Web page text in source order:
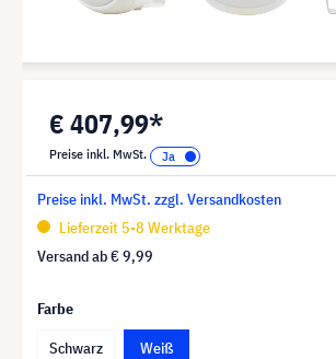
€ 407,99*
Preise inkl. MwSt.
Preise inkl. MwSt. zzgl. Versandkosten
Lieferzeit 5-8 Werktage
Versand ab€ 9,99
Farbe
Schwarz
Weiß